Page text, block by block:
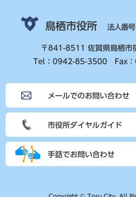
鳥栖市役所 法人番
〒841-8511 佐賀県鳥栖市
Tel：0942-85-3500 Fax
メールでのお問い合わせ
市役所ダイヤルガイド
手話でお問い合わせ